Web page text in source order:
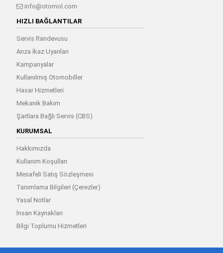
info@otomol.com
HIZLI BAĞLANTILAR
Servis Randevusu
Arıza İkaz Uyarıları
Kampanyalar
Kullanılmış Otomobiller
Hasar Hizmetleri
Mekanik Bakım
Şartlara Bağlı Servis (CBS)
KURUMSAL
Hakkımızda
Kullanım Koşulları
Mesafeli Satış Sözleşmesi
Tanımlama Bilgileri (Çerezler)
Yasal Notlar
İnsan Kaynakları
Bilgi Toplumu Hizmetleri